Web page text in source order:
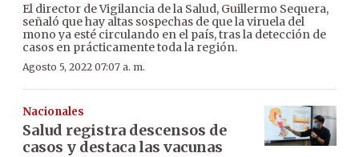
El director de Vigilancia de la Salud, Guillermo Sequera,
señaló que hay altas sospechas de que la viruela del
mono ya esté circulando en el país, tras la detección de
casos en prácticamente toda la región.
Agosto 5, 2022 07:07 a. m.
Nacionales
Salud registra descensos de
casos y destaca las vacunas